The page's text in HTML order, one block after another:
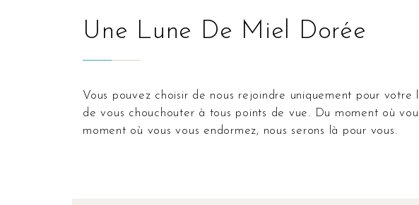
Une Lune De Miel Dorée
Vous pouvez choisir de nous rejoindre uniquement pour votre lune de miel. Il nous fera plaisir
de vous chouchouter à tous points de vue. Du moment où
moment où vous vous endormez, nous serons là pour vous.